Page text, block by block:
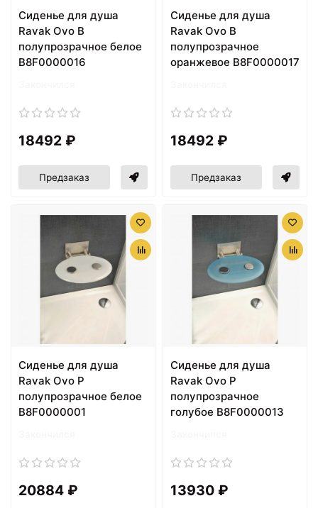
Cиденье для душа
Ravak Ovo B
полупрозрачное белое
B8F0000016
18492 ₽
Предзаказ
Cиденье для душа
Ravak Ovo B
полупрозрачное
оранжевое B8F0000017
18492 ₽
Предзаказ
Cиденье для душа
Ravak Ovo P
полупрозрачное белое
B8F0000001
20884 ₽
Cиденье для душа
Ravak Ovo P
полупрозрачное
голубое B8F0000013
13930 ₽